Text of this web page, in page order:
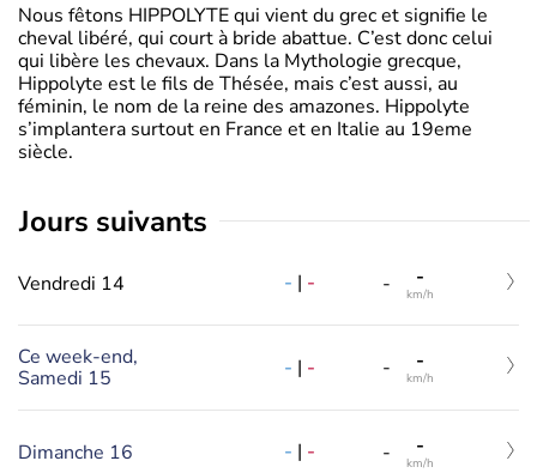
Nous fêtons HIPPOLYTE qui vient du grec et signifie le
cheval libéré, qui court à bride abattue. C’est donc celui
qui libère les chevaux. Dans la Mythologie grecque,
Hippolyte est le fils de Thésée, mais c’est aussi, au
féminin, le nom de la reine des amazones. Hippolyte
s’implantera surtout en France et en Italie au 19eme
siècle.
jours suivants
Vendredi 14 - | - - -
km/h
Ce week-end,
Samedi 15
- | - - -
km/h
Dimanche 16 - | - - -
km/h